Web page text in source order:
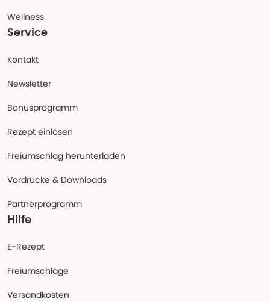
Wellness
Service
Kontakt
Newsletter
Bonusprogramm
Rezept einlösen
Freiumschlag herunterladen
Vordrucke & Downloads
Partnerprogramm
Hilfe
E-Rezept
Freiumschläge
Versandkosten